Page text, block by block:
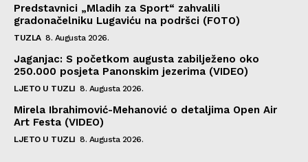
Predstavnici „Mladih za Sport“ zahvalili
gradonačelniku Lugaviću na podršci (FOTO)
TUZLA 8. Augusta 2026.
Jaganjac: S početkom augusta zabilježeno oko
250.000 posjeta Panonskim jezerima (VIDEO)
LJETO U TUZLI 8. Augusta 2026.
Mirela Ibrahimović-Mehanović o detaljima Open Air
Art Festa (VIDEO)
LJETO U TUZLI 8. Augusta 2026.